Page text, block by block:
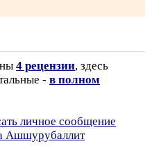
4 рецензии, здесь
- в полном
личное сообщение
Ашшурубаллит